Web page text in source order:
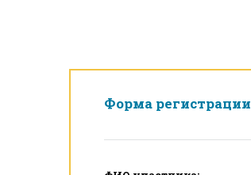
Форма регистрации